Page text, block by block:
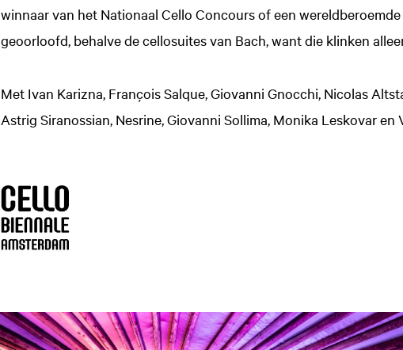
winnaar van het Nationaal Cello Concours of een
geoorloofd, behalve de cellosuites van Bach, want die klinken
Met Ivan Karizna, François Salque, Giovanni Gnocchi, Nicolas
Astrig Siranossian, Nesrine, Giovanni Sollima, Monika Leskovar